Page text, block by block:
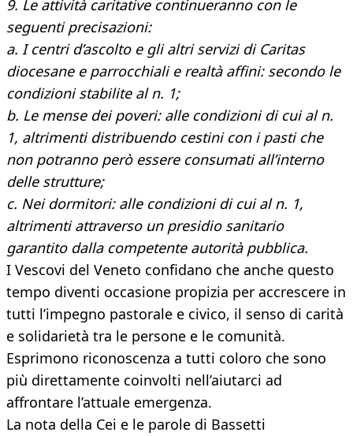
9. Le attività caritative continueranno con le
seguenti precisazioni:
a. I centri d’ascolto e gli altri servizi di Caritas
diocesane e parrocchiali e realtà affini: secondo le
condizioni stabilite al n. 1;
b. Le mense dei poveri: alle condizioni di cui al n.
1, altrimenti distribuendo cestini con i pasti che
non potranno però essere consumati all’interno
delle strutture;
c. Nei dormitori: alle condizioni di cui al n. 1,
altrimenti attraverso un presidio sanitario
garantito dalla competente autorità pubblica.
I Vescovi del Veneto confidano che anche questo
tempo diventi occasione propizia per accrescere in
tutti l’impegno pastorale e civico, il senso di carità
e solidarietà tra le persone e le comunità.
Esprimono riconoscenza a tutti coloro che sono
più direttamente coinvolti nell’aiutarci ad
affrontare l’attuale emergenza.
La nota della Cei e le parole di Bassetti